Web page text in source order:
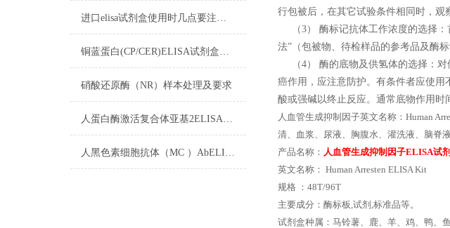
进口elisa试剂盒使用时几点要注意的地方
铜蓝蛋白(CP/CER)ELISA试剂盒​操作步骤
硝酸还原酶（NR）样本处理及要求
人蛋白酶激活复合体亚基2ELISA试剂盒注意事项
人黑色素细胞抗体（MC ）AbELISA试剂盒注意事项
行包被后，在其它试验条件相同时，观
（3） 酶标记抗体工作浓度的选择：
法”（包被物、待检样品的参考品及酶
（4） 酶的底物及供氢体的选择：对
癌作用，应注意防护。有条件者应使
酸或强碱以终止反应。通常底物作用时
人血管生成抑制因子英文名称：Human
清、血浆、尿液、胸腹水、灌洗液、脑脊
产品名称： 人血管生成抑制因子ELISA试
英文名称： Human Arresten ELISA Kit
规格 ：48T/96T
主要成分：酶标板,试剂,标准品等。
试剂盒种属：马铃薯、鹿、羊、鸡、鸭、